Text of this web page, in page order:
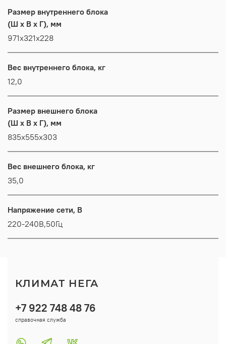
Размер внутреннего блока
(Ш x В x Г), мм
971х321х228
Вес внутреннего блока, кг
12,0
Размер внешнего блока
(Ш x В x Г), мм
835х555х303
Вес внешнего блока, кг
35,0
Напряжение сети, В
220-240В,50Гц
+7 922 748 48 76
справочная служба
КЛИМАТ НЕГА